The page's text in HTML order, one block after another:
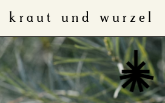
kraut und wurzel
Search
for: